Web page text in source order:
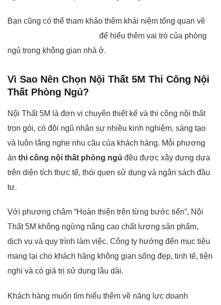
Bạn cũng có thể tham khảo thêm khái niệm tổng quan về
để hiểu thêm vai trò của phòng
ngủ trong không gian nhà ở.
Vì Sao Nên Chọn Nội Thất 5M Thi Công Nội
Thất Phòng Ngủ?
Nội Thất 5M là đơn vị chuyên thiết kế và thi công nội thất
trọn gói, có đội ngũ nhân sự nhiều kinh nghiệm, sáng tạo
và luôn lắng nghe nhu cầu của khách hàng. Mỗi phương
án thi công nội thất phòng ngủ đều được xây dựng dựa
trên diện tích thực tế, thói quen sử dụng và ngân sách đầu
tư.
Với phương châm “Hoàn thiện trên từng bước tiến”, Nội
Thất 5M không ngừng nâng cao chất lượng sản phẩm,
dịch vụ và quy trình làm việc. Công ty hướng đến mục tiêu
mang lại cho khách hàng không gian sống đẹp, tinh tế, tiện
nghi và có giá trị sử dụng lâu dài.
Khách hàng muốn tìm hiểu thêm về năng lực doanh